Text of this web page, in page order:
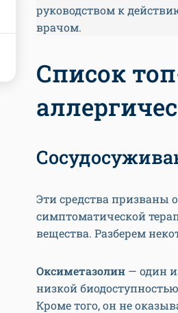
руководством к
врачом.
Список
Эти средства призваны
симптоматической
вещества. Разберем
Оксиметазолин — один
низкой
Кроме того, он не